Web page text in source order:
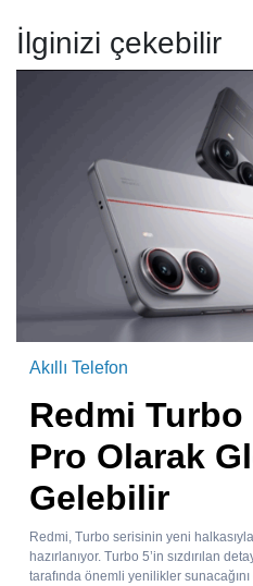
İlginizi çekebilir
Akıllı Telefon
Redmi Turbo
Pro Olarak
Gelebilir
Redmi, Turbo serisinin yeni
hazırlanıyor. Turbo 5’in sızdırılan
tarafında önemli yenilikler